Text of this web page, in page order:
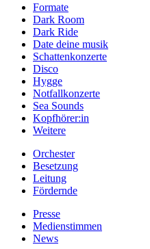
Formate
Dark Room
Dark Ride
Date deine musik
Schattenkonzerte
Disco
Hygge
Notfallkonzerte
Sea Sounds
Kopfhörer:in
Weitere
Orchester
Besetzung
Leitung
Fördernde
Presse
Medienstimmen
News